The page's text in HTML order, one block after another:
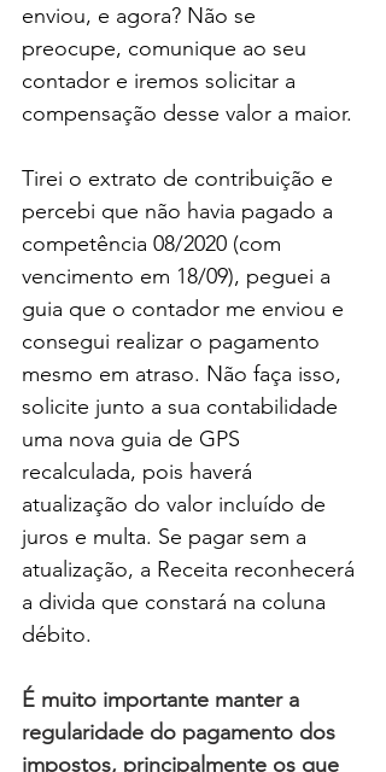
enviou, e agora? Não se
preocupe, comunique ao seu
contador e iremos solicitar a
compensação desse valor a maior.
Tirei o extrato de contribuição e
percebi que não havia pagado a
competência 08/2020 (com
vencimento em 18/09), peguei a
guia que o contador me enviou e
consegui realizar o pagamento
mesmo em atraso. Não faça isso,
solicite junto a sua contabilidade
uma nova guia de GPS
recalculada, pois haverá
atualização do valor incluído de
juros e multa. Se pagar sem a
atualização, a Receita reconhecerá
a divida que constará na coluna
débito.
É muito importante manter a
regularidade do pagamento dos
impostos, principalmente os que